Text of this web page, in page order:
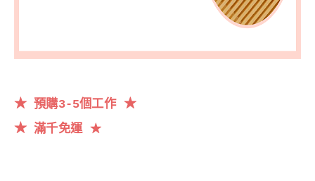
★ 預購3-5個工作★
★ 滿千免運 ★